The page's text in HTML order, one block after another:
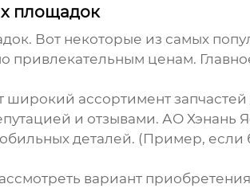
площадок
Вот некоторые из самых
привлекательным ценам.
ассортимент запчастей
и отзывами. АО Хэнань
деталей. (Пример, если
вариант